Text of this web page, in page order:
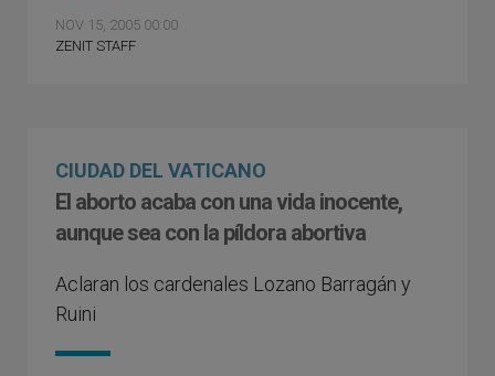
NOV 15, 2005 00:00
ZENIT STAFF
CIUDAD DEL VATICANO
El aborto acaba con una vida inocente,
aunque sea con la píldora abortiva
Aclaran los cardenales Lozano Barragán y
Ruini